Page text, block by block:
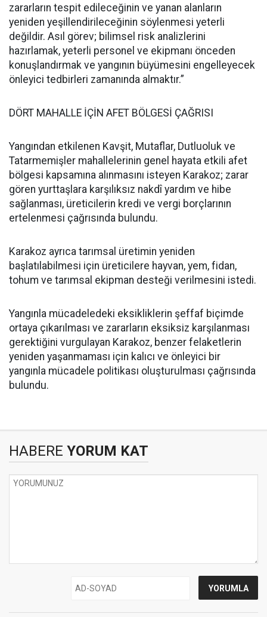
zararların tespit edileceğinin ve yanan alanların
yeniden yeşillendirileceğinin söylenmesi yeterli
değildir. Asıl görev; bilimsel risk analizlerini
hazırlamak, yeterli personel ve ekipmanı önceden
konuşlandırmak ve yangının büyümesini engelleyecek
önleyici tedbirleri zamanında almaktır.”
DÖRT MAHALLE İÇİN AFET BÖLGESİ ÇAĞRISI
Yangından etkilenen Kavşit, Mutaflar, Dutluoluk ve
Tatarmemişler mahallelerinin genel hayata etkili afet
bölgesi kapsamına alınmasını isteyen Karakoz; zarar
gören yurttaşlara karşılıksız nakdî yardım ve hibe
sağlanması, üreticilerin kredi ve vergi borçlarının
ertelenmesi çağrısında bulundu.
Karakoz ayrıca tarımsal üretimin yeniden
başlatılabilmesi için üreticilere hayvan, yem, fidan,
tohum ve tarımsal ekipman desteği verilmesini istedi.
Yangınla mücadeledeki eksikliklerin şeffaf biçimde
ortaya çıkarılması ve zararların eksiksiz karşılanması
gerektiğini vurgulayan Karakoz, benzer felaketlerin
yeniden yaşanmaması için kalıcı ve önleyici bir
yangınla mücadele politikası oluşturulması çağrısında
bulundu.
HABERE YORUM KAT